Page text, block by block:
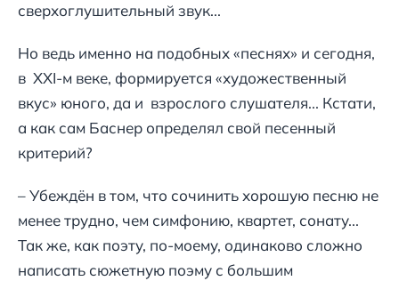
сверхоглушительный звук...
Но ведь именно на подобных «песнях» и сегодня,
в XXI-м веке, формируется «художественный
вкус» юного, да и взрослого слушателя... Кстати,
а как сам Баснер определял свой песенный
критерий?
– Убеждён в том, что сочинить хорошую песню не
менее трудно, чем симфонию, квартет, сонату...
Так же, как поэту, по-моему, одинаково сложно
написать сюжетную поэму с большим